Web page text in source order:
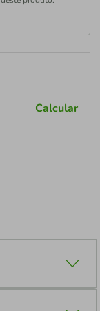
Calcular